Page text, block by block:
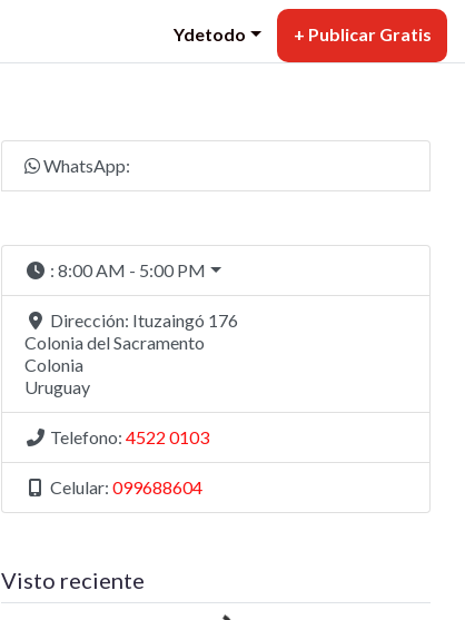
Ydetodo + Publicar Gratis
WhatsApp:
: 8:00 AM - 5:00 PM
Dirección: Ituzaingó 176
Colonia del Sacramento
Colonia
Uruguay
Telefono: 4522 0103
Celular: 099688604
Visto reciente